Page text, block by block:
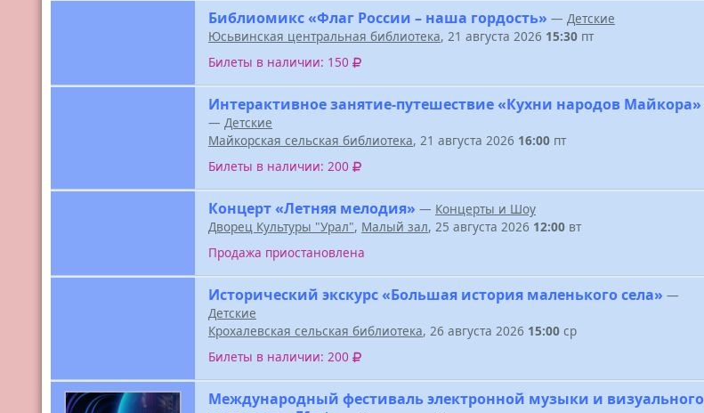
Библиомикс «Флаг России – наша гордость» — Детские
Юсьвинская центральная библиотека, 21 августа 2026 15:30 пт
Билеты в наличии: 150
Интерактивное занятие-путешествие «Кухни народов Майкора»
— Детские
Майкорская сельская библиотека, 21 августа 2026 16:00 пт
Билеты в наличии: 200
Концерт «Летняя мелодия» — Концерты и Шоу
Дворец Культуры "Урал", Малый зал, 25 августа 2026 12:00 вт
Продажа приостановлена
Исторический экскурс «Большая история маленького села» —
Детские
Крохалевская сельская библиотека, 26 августа 2026 15:00 ср
Билеты в наличии: 200
Международный фестиваль электронной музыки и визуального